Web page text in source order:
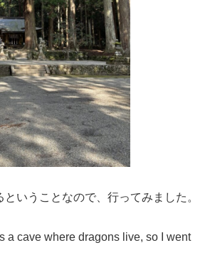
いうことなので、行ってみました。
a cave where dragons live, so I went